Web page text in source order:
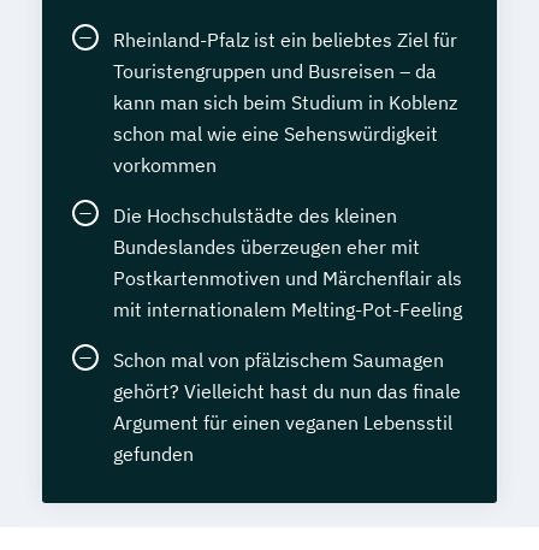
Rheinland-Pfalz ist ein beliebtes Ziel für
Touristengruppen und Busreisen – da
kann man sich beim Studium in Koblenz
schon mal wie eine Sehenswürdigkeit
vorkommen
Die Hochschulstädte des kleinen
Bundeslandes überzeugen eher mit
Postkartenmotiven und Märchenflair als
mit internationalem Melting-Pot-Feeling
Schon mal von pfälzischem Saumagen
gehört? Vielleicht hast du nun das finale
Argument für einen veganen Lebensstil
gefunden